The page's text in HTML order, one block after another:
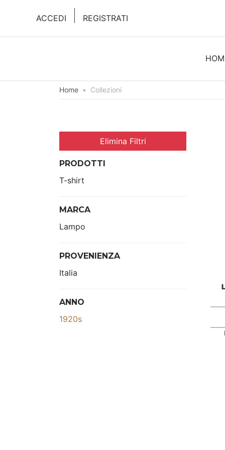
ACCEDI REGISTRATI
Home • Collezioni
Elimina Filtri
PRODOTTI
T-shirt
MARCA
Lampo
PROVENIENZA
Italia
ANNO
1920s